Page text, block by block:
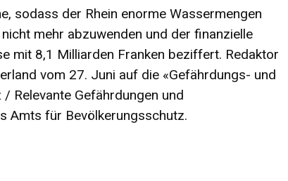
sodass der Rhein enorme Wassermengen
mehr abzuwenden und der finanzielle
mit 8,1 Milliarden Franken beziffert. Redaktor
vom 27. Juni auf die «Gefährdungs- und
Relevante Gefährdungen und
Amts für Bevölkerungsschutz.